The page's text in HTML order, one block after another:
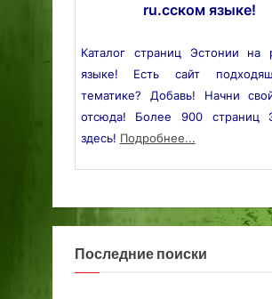
ru.сском языке!
Каталог страниц Эстонии на
языке! Есть сайт
тематике? Добавь! Начни
отсюда! Более 900 страниц
здесь! Подробнее...
Последние поиски